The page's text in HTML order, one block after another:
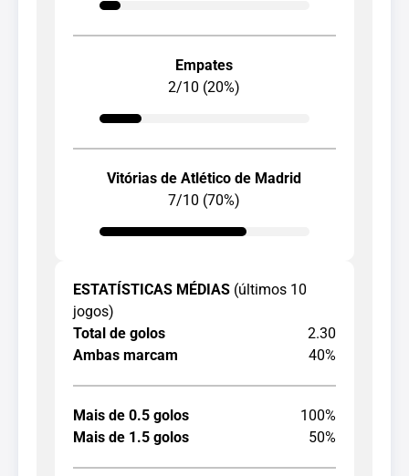
Empates
2/10 (20%)
Vitórias de Atlético de Madrid
7/10 (70%)
ESTATÍSTICAS MÉDIAS (últimos 10
jogos)
Total de golos
2.30
Ambas marcam
40%
Mais de 0.5 golos
100%
Mais de 1.5 golos
50%